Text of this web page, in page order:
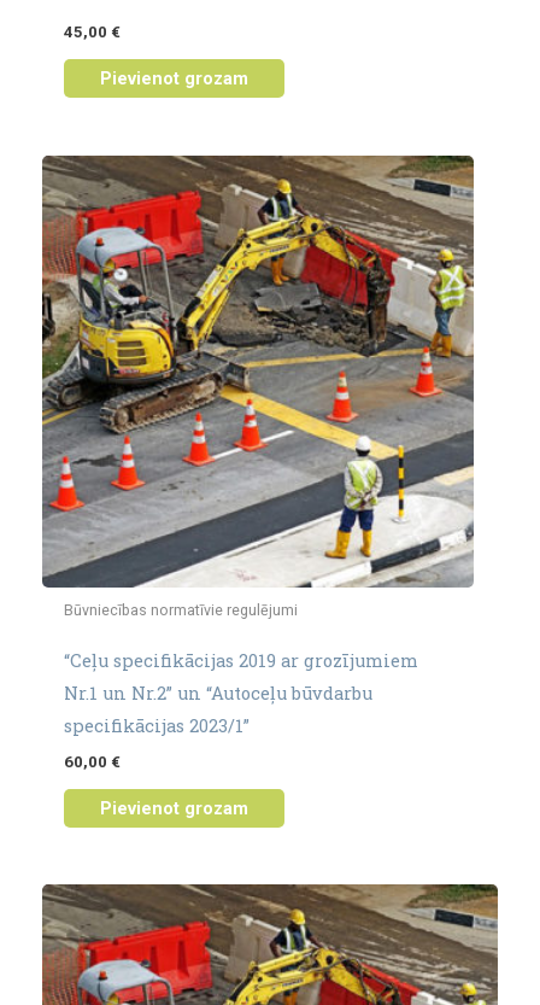
45,00 €
Pievienot grozam
Būvniecības normatīvie regulējumi
“Ceļu specifikācijas 2019 ar grozījumiem
Nr.1 un Nr.2” un “Autoceļu būvdarbu
specifikācijas 2023/1”
60,00 €
Pievienot grozam